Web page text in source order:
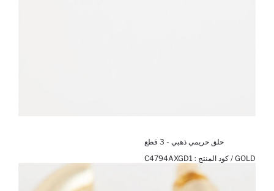
حلق حريمي ذهبي - 3 قطع
GOLD / كود المنتج :
C4794AXGD1